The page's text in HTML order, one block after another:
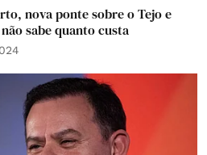
nova ponte sobre o Tejo e
sabe quanto custa